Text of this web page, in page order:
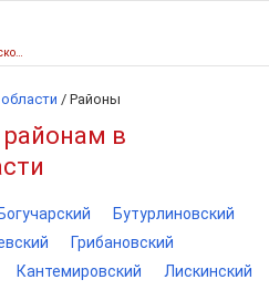
/ Районы
в
Богучарский
Бутурлиновский
Грибановский
Кантемировский
Лискинский